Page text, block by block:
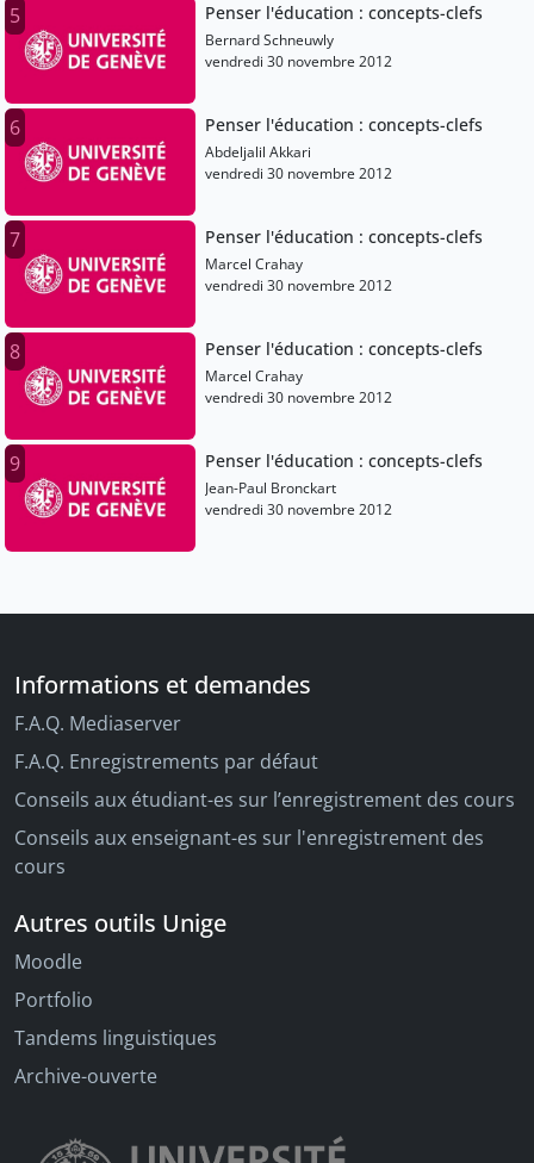
5 Penser l'éducation : concepts-clefs
Bernard Schneuwly
vendredi 30 novembre 2012
6 Penser l'éducation : concepts-clefs
Abdeljalil Akkari
vendredi 30 novembre 2012
7 Penser l'éducation : concepts-clefs
Marcel Crahay
vendredi 30 novembre 2012
8 Penser l'éducation : concepts-clefs
Marcel Crahay
vendredi 30 novembre 2012
9 Penser l'éducation : concepts-clefs
Jean-Paul Bronckart
vendredi 30 novembre 2012
Informations et demandes
F.A.Q. Mediaserver
F.A.Q. Enregistrements par défaut
Conseils aux étudiant-es sur l’enregistrement des cours
Conseils aux enseignant-es sur l'enregistrement des
cours
Autres outils Unige
Moodle
Portfolio
Tandems linguistiques
Archive-ouverte